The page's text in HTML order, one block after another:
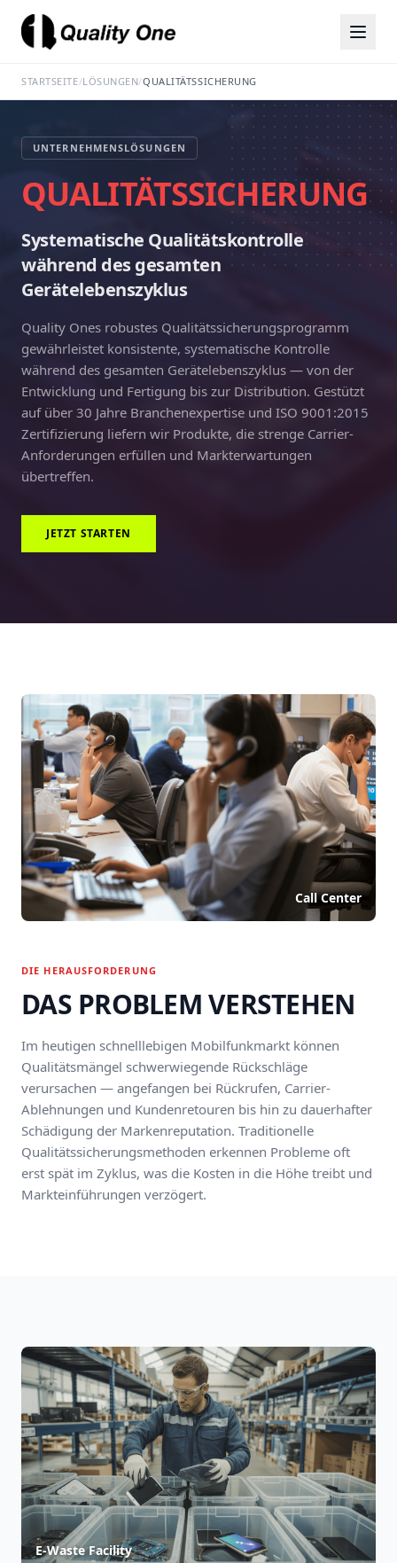
STARTSEITE/LÖSUNGEN/QUALITÄTSSICHERUNG
UNTERNEHMENSLÖSUNGEN
QUALITÄTSSICHERUNG
Systematische Qualitätskontrolle
während des gesamten
Gerätelebenszyklus
Quality Ones robustes Qualitätssicherungsprogramm
gewährleistet konsistente, systematische Kontrolle
während des gesamten Gerätelebenszyklus — von der
Entwicklung und Fertigung bis zur Distribution. Gestützt
auf über 30 Jahre Branchenexpertise und ISO 9001:2015
Zertifizierung liefern wir Produkte, die strenge Carrier-
Anforderungen erfüllen und Markterwartungen
übertreffen.
JETZT STARTEN
Call Center
DIE HERAUSFORDERUNG
DAS PROBLEM VERSTEHEN
Im heutigen schnelllebigen Mobilfunkmarkt können
Qualitätsmängel schwerwiegende Rückschläge
verursachen — angefangen bei Rückrufen, Carrier-
Ablehnungen und Kundenretouren bis hin zu dauerhafter
Schädigung der Markenreputation. Traditionelle
Qualitätssicherungsmethoden erkennen Probleme oft
erst spät im Zyklus, was die Kosten in die Höhe treibt und
Markteinführungen verzögert.
E-Waste Facility